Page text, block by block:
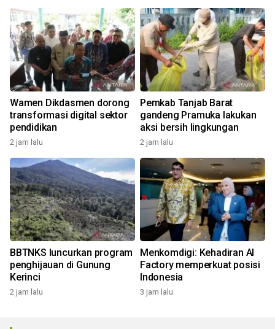
Wamen Dikdasmen dorong
transformasi digital sektor
pendidikan
2 jam lalu
Pemkab Tanjab Barat
gandeng Pramuka lakukan
aksi bersih lingkungan
2 jam lalu
BBTNKS luncurkan program
penghijauan di Gunung
Kerinci
2 jam lalu
Menkomdigi: Kehadiran AI
Factory memperkuat posisi
Indonesia
3 jam lalu